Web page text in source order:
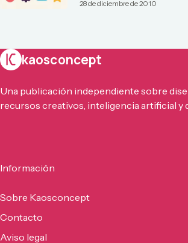
28 de diciembre de 2010
kaosconcept
Una publicación independiente sobre
recursos creativos, inteligencia artificial y
Información
Sobre Kaosconcept
Contacto
Aviso legal